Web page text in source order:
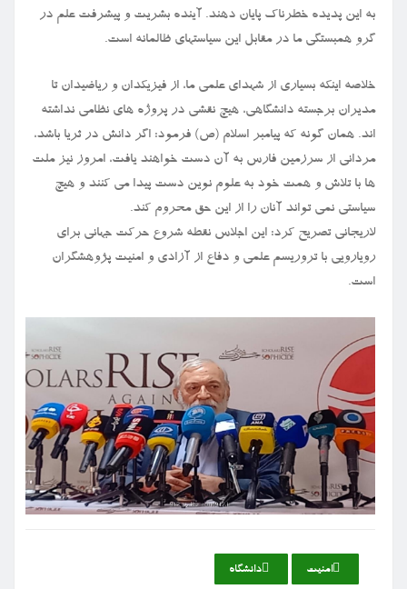
به این پدیده خطرناک پایان دهند. آینده بشریت و پیشرفت علم در
گرو همبستگی ما در مقابل این سیاستهای ظالمانه است.
خلاصه اینکه بسیاری از شهدای علمی ما، از فیزیکدان و ریاضیدان تا
مدیران برجسته دانشگاهی، هیچ نقشی در پروژه های نظامی نداشته
اند. همان گونه که پیامبر اسلام (ص) فرمود: اگر دانش در ثریا باشد،
مردانی از سرزمین فارس به آن دست خواهند یافت، امروز نیز ملت
ها با تلاش و همت خود به علوم نوین دست پیدا می کنند و هیچ
سیاستی نمی تواند آنان را از این حق محروم کند.
لاریجانی تصریح کرد: این اجلاس نقطه شروع حرکت جهانی برای
رویارویی با تروریسم علمی و دفاع از آزادی و امنیت پژوهشگران
است.
امنیت دانشگاه